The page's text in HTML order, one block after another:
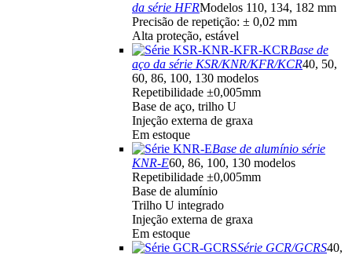
da série HFRModelos 110, 134, 182 mm
Precisão de repetição: ± 0,02 mm
Alta proteção, estável
Base de
aço da série KSR/KNR/KFR/KCR40, 50,
60, 86, 100, 130 modelos
Repetibilidade ±0,005mm
Base de aço, trilho U
Injeção externa de graxa
Em estoque
Base de alumínio série
KNR-E60, 86, 100, 130 modelos
Repetibilidade ±0,005mm
Base de alumínio
Trilho U integrado
Injeção externa de graxa
Em estoque
Série GCR/GCRS40,